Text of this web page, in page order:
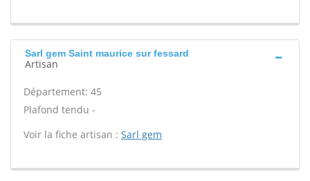
Sarl gem Saint maurice sur fessard
Artisan
Département: 45
Plafond tendu -
Voir la fiche artisan : Sarl gem